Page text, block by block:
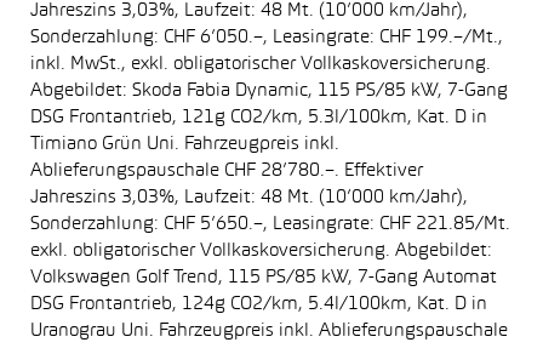
Jahreszins 3,03%, Laufzeit: 48 Mt. (10’000 km/Jahr),
Sonderzahlung: CHF 6’050.–, Leasingrate: CHF 199.–/Mt.,
inkl. MwSt., exkl. obligatorischer Vollkaskoversicherung.
Abgebildet: Skoda Fabia Dynamic, 115 PS/85 kW, 7-Gang
DSG Frontantrieb, 121g CO2/km, 5.3l/100km, Kat. D in
Timiano Grün Uni. Fahrzeugpreis inkl.
Ablieferungspauschale CHF 28’780.–. Effektiver
Jahreszins 3,03%, Laufzeit: 48 Mt. (10’000 km/Jahr),
Sonderzahlung: CHF 5’650.–, Leasingrate: CHF 221.85/Mt.
exkl. obligatorischer Vollkaskoversicherung. Abgebildet:
Volkswagen Golf Trend, 115 PS/85 kW, 7-Gang Automat
DSG Frontantrieb, 124g CO2/km, 5.4l/100km, Kat. D in
Uranograu Uni. Fahrzeugpreis inkl. Ablieferungspauschale